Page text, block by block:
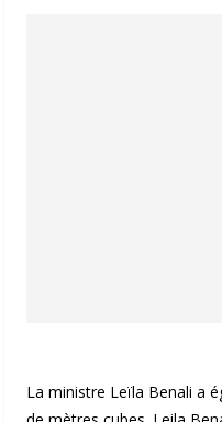
La ministre Leïla Benali a